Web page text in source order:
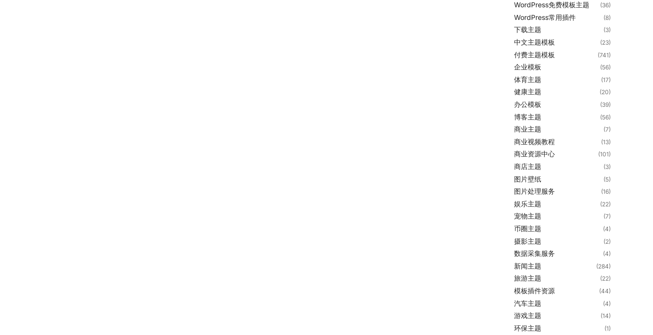
WordPress免费模板主题 (36)
WordPress常用插件 (8)
下载主题 (3)
中文主题模板 (23)
付费主题模板 (741)
企业模板 (56)
体育主题 (17)
健康主题 (20)
办公模板 (39)
博客主题 (56)
商业主题 (7)
商业视频教程 (13)
商业资源中心 (101)
商店主题 (3)
图片壁纸 (5)
图片处理服务 (16)
娱乐主题 (22)
宠物主题 (7)
币圈主题 (4)
摄影主题 (2)
数据采集服务 (4)
新闻主题 (284)
旅游主题 (22)
模板插件资源 (44)
汽车主题 (4)
游戏主题 (14)
环保主题 (1)